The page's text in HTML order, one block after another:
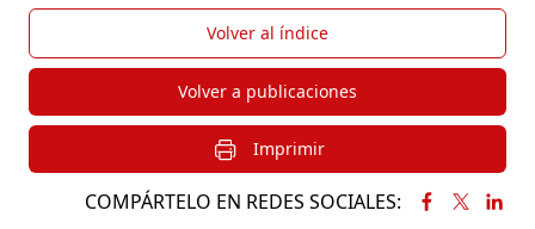
Volver al índice
Volver a publicaciones
Imprimir
COMPÁRTELO EN REDES SOCIALES: